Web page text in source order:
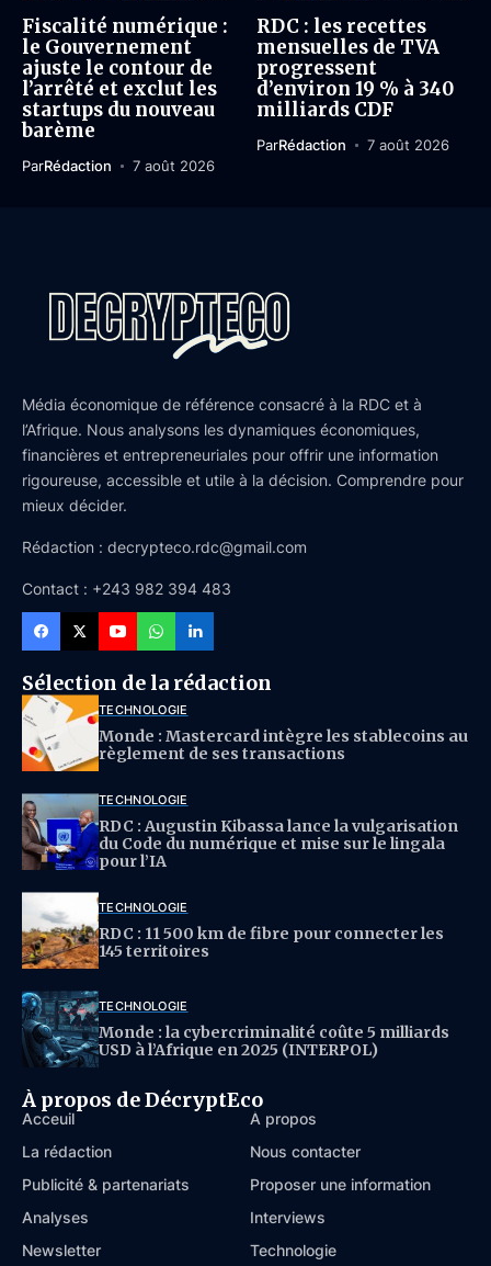
Fiscalité numérique :
le Gouvernement
ajuste le contour de
l’arrêté et exclut les
startups du nouveau
barème
ParRédaction 7 août 2026
RDC : les recettes
mensuelles de TVA
progressent
d’environ 19 % à 340
milliards CDF
ParRédaction 7 août 2026
Média économique de référence consacré à la RDC et à
l’Afrique. Nous analysons les dynamiques économiques,
financières et entrepreneuriales pour offrir une information
rigoureuse, accessible et utile à la décision. Comprendre pour
mieux décider.
Rédaction : decrypteco.rdc@gmail.com
Contact : +243 982 394 483
Sélection de la rédaction
TECHNOLOGIE
Monde : Mastercard intègre les stablecoins au
règlement de ses transactions
TECHNOLOGIE
RDC : Augustin Kibassa lance la vulgarisation
du Code du numérique et mise sur le lingala
pour l’IA
TECHNOLOGIE
RDC : 11 500 km de fibre pour connecter les
145 territoires
TECHNOLOGIE
Monde : la cybercriminalité coûte 5 milliards
USD à l’Afrique en 2025 (INTERPOL)
À propos de DécryptEco
Acceuil
À propos
La rédaction
Nous contacter
Publicité & partenariats
Proposer une information
Analyses
Interviews
Newsletter
Technologie